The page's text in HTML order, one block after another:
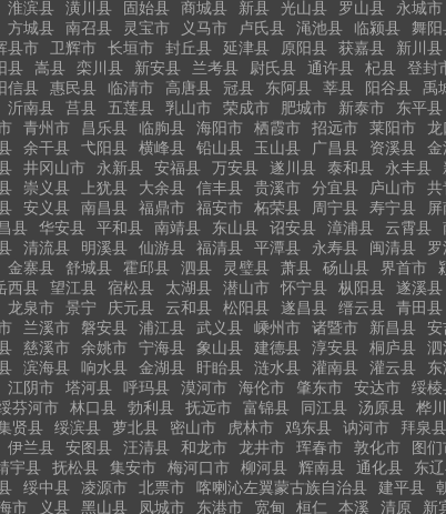
淮滨县 潢川县 固始县 商城县 新县 光山县 罗山县 永城市
方城县 南召县 灵宝市 义马市 卢氏县 渑池县 临颍县 舞阳
县市 卫辉市 长垣市 封丘县 延津县 原阳县 获嘉县 新川县
县 嵩县 栾川县 新安县 兰考县 尉氏县 通许县 杞县 登封
信县 惠民县 临清市 高唐县 冠县 东阿县 莘县 阳谷县 禹
沂南县 莒县 五莲县 乳山市 荣成市 肥城市 新泰市 东平县
青州市 昌乐县 临朐县 海阳市 栖霞市 招远市 莱阳市 龙
余干县 弋阳县 横峰县 铅山县 玉山县 广昌县 资溪县 金
井冈山市 永新县 安福县 万安县 遂川县 泰和县 永丰县
崇义县 上犹县 大余县 信丰县 贵溪市 分宜县 庐山市 共
安义县 南昌县 福鼎市 福安市 柘荣县 周宁县 寿宁县
县 华安县 平和县 南靖县 东山县 诏安县 漳浦县 云霄县
清流县 明溪县 仙游县 福清县 平潭县 永寿县 闽清县
金寨县 舒城县 霍邱县 泗县 灵璧县 萧县 砀山县 界首市
西县 望江县 宿松县 太湖县 潜山市 怀宁县 枞阳县 遂溪县
龙泉市 景宁 庆元县 云和县 松阳县 遂昌县 缙云县 青田县
兰溪市 磐安县 浦江县 武义县 嵊州市 诸暨市 新昌县 安
慈溪市 余姚市 宁海县 象山县 建德县 淳安县 桐庐县 泗
滨海县 响水县 金湖县 盱眙县 涟水县 灌南县 灌云县
江阴市 塔河县 呼玛县 漠河市 海伦市 肇东市 安达市 绥棱
芬河市 林口县 勃利县 抚远市 富锦县 同江县 汤原县 桦
贤县 绥滨县 萝北县 密山市 虎林市 鸡东县 讷河市 拜泉县
伊兰县 安图县 汪清县 和龙市 龙井市 珲春市 敦化市 图们
宇县 抚松县 集安市 梅河口市 柳河县 辉南县 通化县 东
绥中县 凌源市 北票市 喀喇沁左翼蒙古族自治县 建平县
市 义县 黑山县 凤城市 东港市 宽甸 桓仁 本溪 清原 新